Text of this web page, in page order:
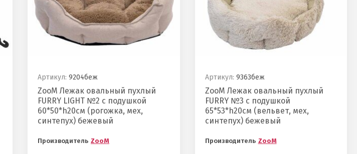
Артикул: 9204беж
ZooM Лежак овальный пухлый
FURRY LIGHT №2 с подушкой
60*50*h20см (рогожка, мех,
синтепух) бежевый
Производитель ZooM
Артикул: 9363беж
ZooM Лежак овальный пухлый
FURRY №3 с подушкой
65*53*h20см (вельвет, мех,
синтепух) бежевый
Производитель ZooM